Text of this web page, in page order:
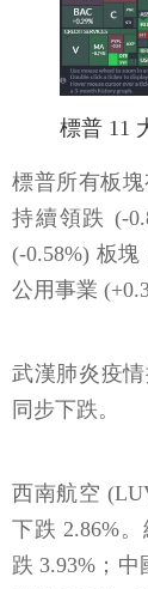
標普 11
標普所有板
持續領跌 (-
(-0.58%) 板
公用事業
武漢肺炎疫
同步下跌。
西南航空
下跌 2.86%
跌 3.93%；